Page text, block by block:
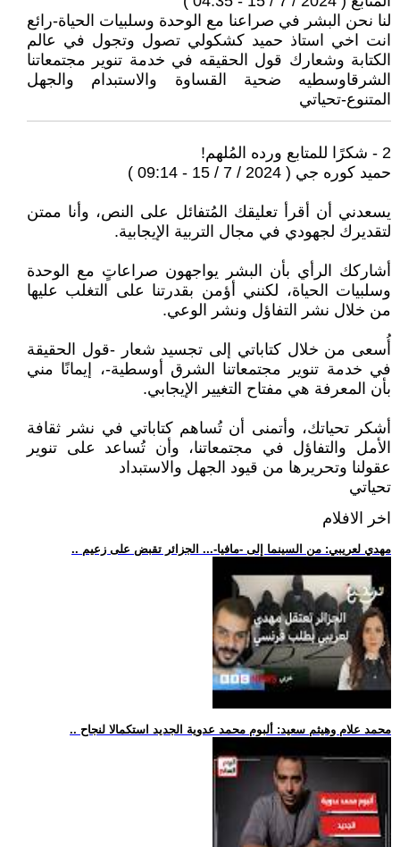
لنا نحن البشر في صراعنا مع الوحدة وسلبيات الحياة-رائع
انت اخي استاذ حميد كشكولي تصول وتجول في عالم
الكتابة وشعارك قول الحقيقه في خدمة تنوير مجتمعاتنا
الشرقاوسطيه ضحية القساوة والاستبدام والجهل
المتنوع-تحياتي
2 - شكرًا للمتابع ورده المُلهم!
حميد كوره جي ( 2024 / 7 / 15 - 09:14 )
يسعدني أن أقرأ تعليقك المُتفائل على النص، وأنا ممتن
لتقديرك لجهودي في مجال التربية الإيجابية.
أشاركك الرأي بأن البشر يواجهون صراعاتٍ مع الوحدة
وسلبيات الحياة، لكنني أؤمن بقدرتنا على التغلب عليها
من خلال نشر التفاؤل ونشر الوعي.
أُسعى من خلال كتاباتي إلى تجسيد شعار -قول الحقيقة
في خدمة تنوير مجتمعاتنا الشرق أوسطية-، إيمانًا مني
بأن المعرفة هي مفتاح التغيير الإيجابي.
أشكر تحياتك، وأتمنى أن تُساهم كتاباتي في نشر ثقافة
الأمل والتفاؤل في مجتمعاتنا، وأن تُساعد على تنوير
عقولنا وتحريرها من قيود الجهل والاستبداد
تحياتي
اخر الافلام
.. مهدي لعريبي: من السينما إلى -مافيا-... الجزائر تقبض على زعيم
.. محمد علام وهيثم سعيد: ألبوم محمد عدوية الجديد استكمالا لنجاح